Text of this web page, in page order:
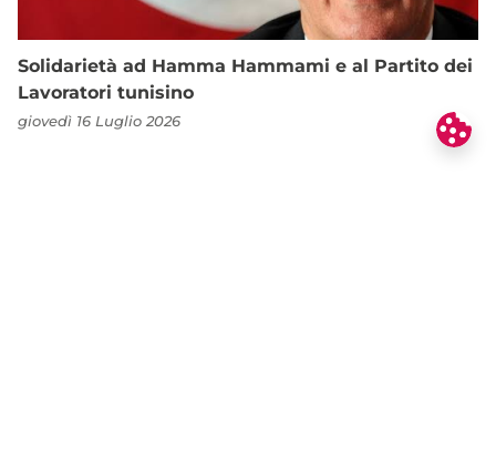
Solidarietà ad Hamma Hammami e al Partito dei
Lavoratori tunisino
giovedì 16 Luglio 2026